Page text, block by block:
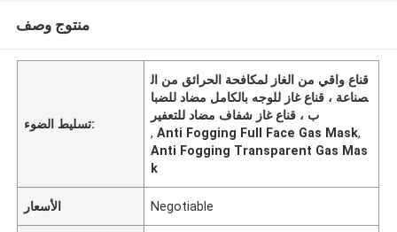
منتوج وصف
تسليط الضوء:
قناع واقي من الغاز لمكافحة الحرائق من ال
صناعة ، قناع غاز للوجه بالكامل مضاد للضبا
ب ، قناع غاز شفاف مضاد للتعفير
,Anti Fogging Full Face Gas Mask,
Anti Fogging Transparent Gas Mas
k
الأسعار Negotiable